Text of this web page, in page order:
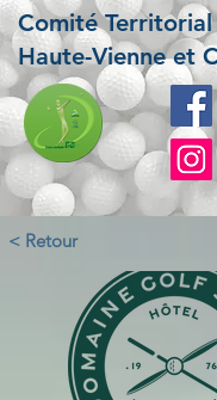
Comité
Haute-Vienne et
< Retour